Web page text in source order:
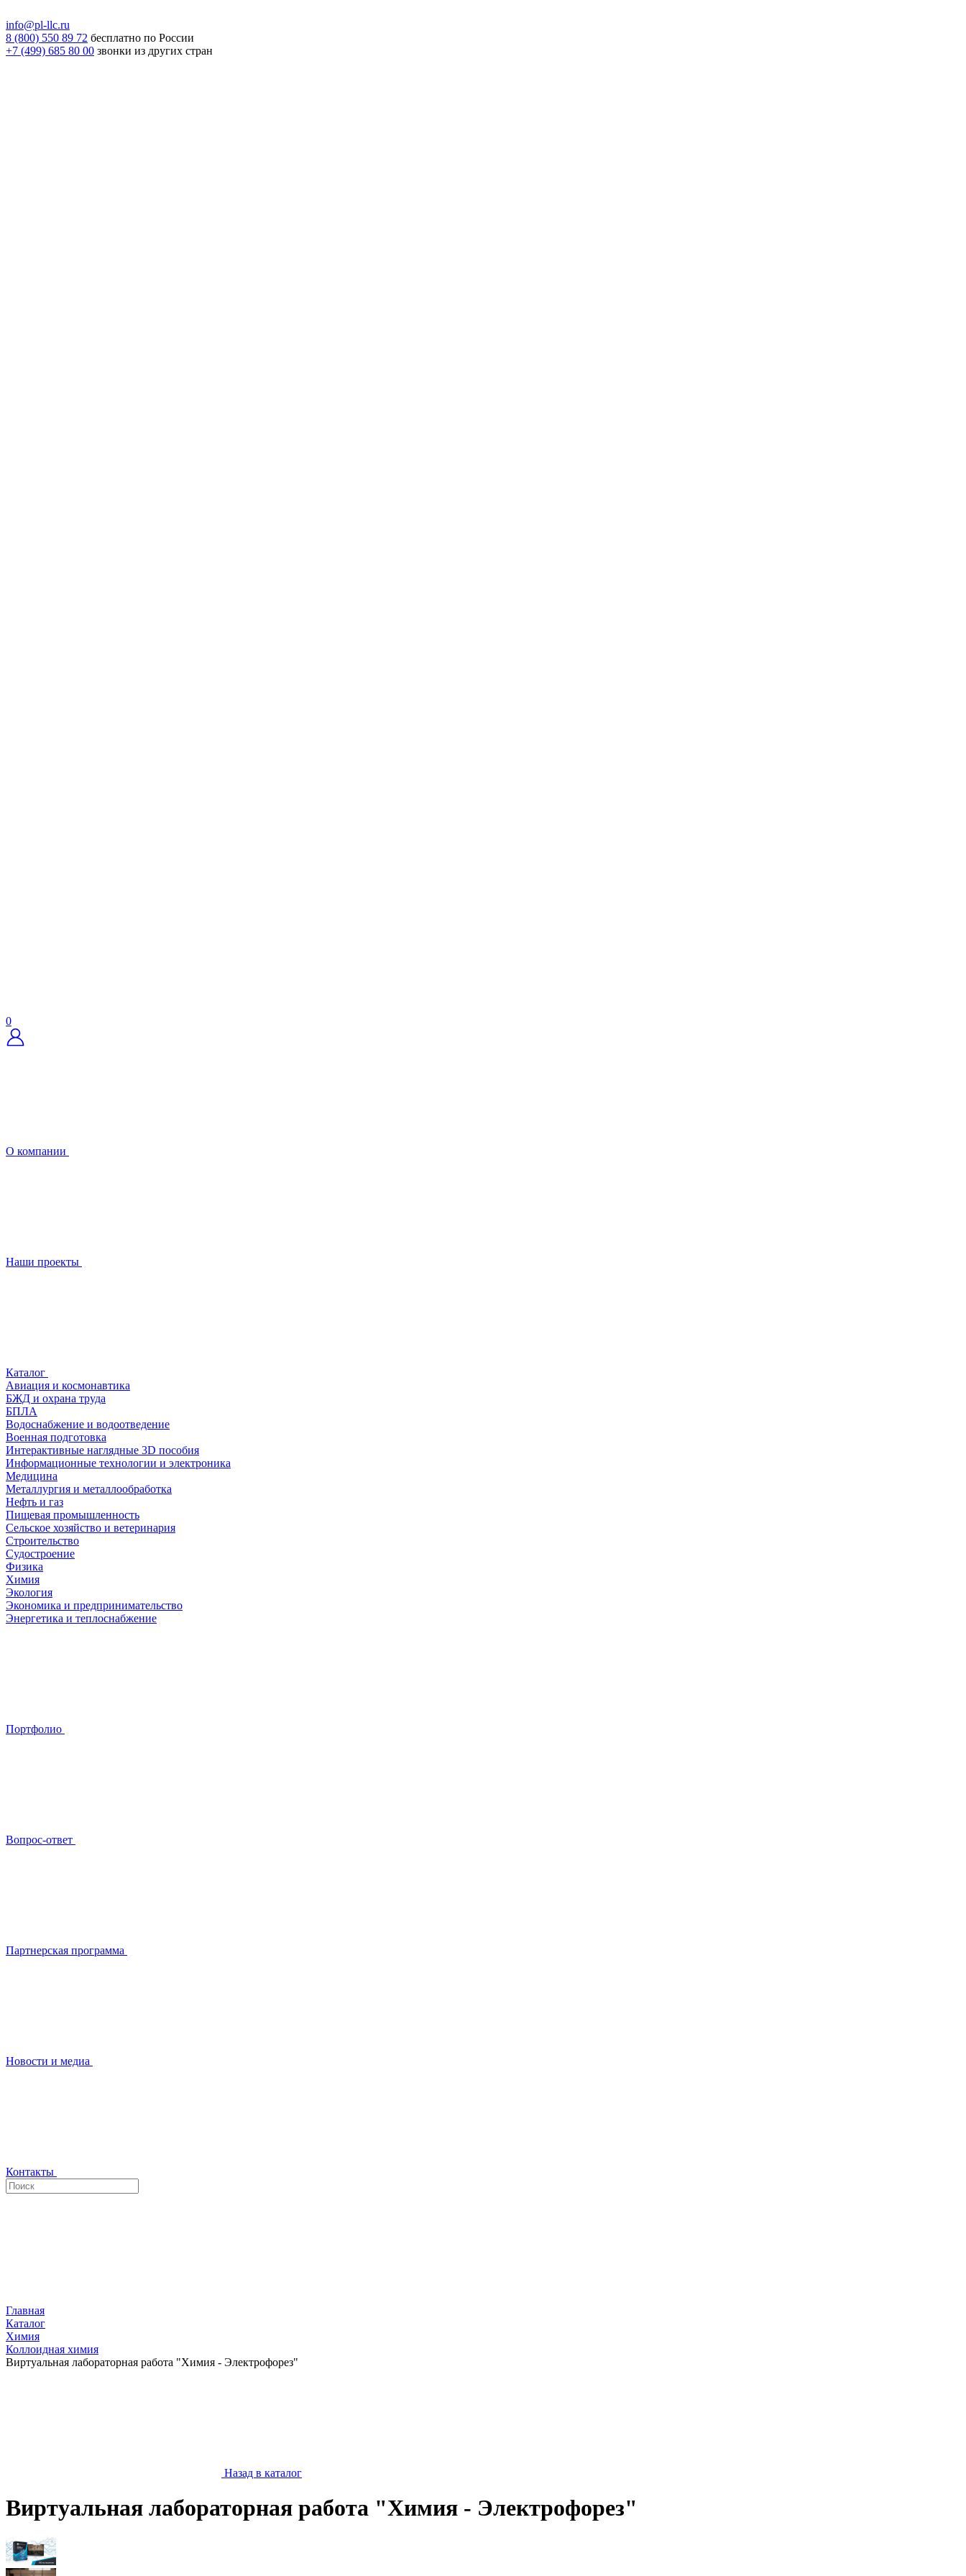
info@pl-llc.ru
8 (800) 550 89 72 бесплатно по России
+7 (499) 685 80 00 звонки из других стран
0
О компании
Наши проекты
Каталог
Авиация и космонавтика
БЖД и охрана труда
БПЛА
Водоснабжение и водоотведение
Военная подготовка
Интерактивные наглядные 3D пособия
Информационные технологии и электроника
Медицина
Металлургия и металлообработка
Нефть и газ
Пищевая промышленность
Сельское хозяйство и ветеринария
Строительство
Судостроение
Физика
Химия
Экология
Экономика и предпринимательство
Энергетика и теплоснабжение
Портфолио
Вопрос-ответ
Партнерская программа
Новости и медиа
Контакты
Главная
Каталог
Химия
Коллоидная химия
Виртуальная лабораторная работа "Химия - Электрофорез"
Назад в каталог
Виртуальная лабораторная работа "Химия - Электрофорез"